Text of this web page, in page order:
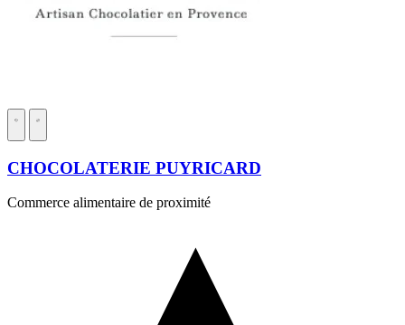
CHOCOLATERIE PUYRICARD
Commerce alimentaire de proximité